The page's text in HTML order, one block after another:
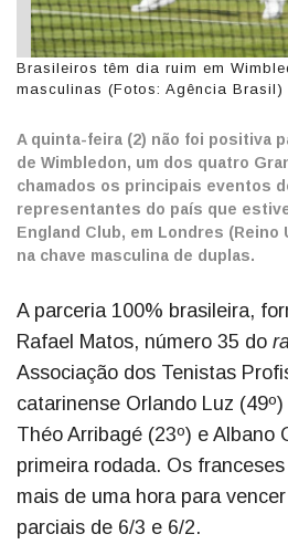
Brasileiros têm dia ruim em
masculinas (Fotos: Agência Brasil)
A quinta-feira (2) não foi positiva
de Wimbledon, um dos quatro
chamados os principais eventos
representantes do país que
England Club, em Londres (Reino
na chave masculina de duplas.
A parceria 100% brasileira,
Rafael Matos, número 35 do
Associação dos Tenistas
catarinense Orlando Luz
Théo Arribagé (23º) e Albano
primeira rodada. Os
mais de uma hora para
parciais de 6/3 e 6/2.